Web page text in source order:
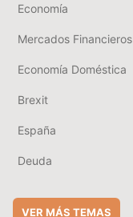
Economía
Mercados Financieros
Economía Doméstica
Brexit
España
Deuda
VER MÁS TEMAS